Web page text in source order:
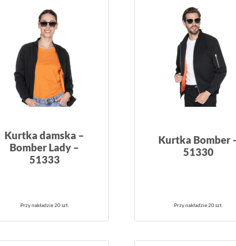
Kurtka damska –
Bomber Lady –
51333
Przy nakładzie 20 szt.
Kurtka Bomber
51330
Przy nakładzie 20 szt.